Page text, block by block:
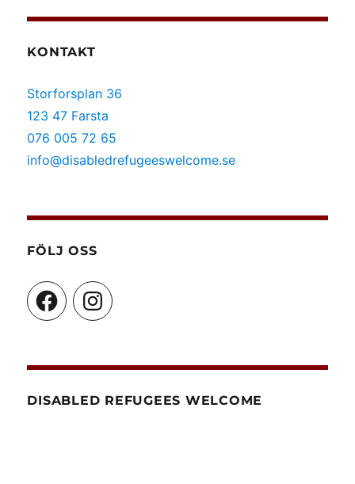
KONTAKT
Storforsplan 36
123 47 Farsta
076 005 72 65
info@disabledrefugeeswelcome.se
FÖLJ OSS
FacebookInstagram
DISABLED REFUGEES WELCOME